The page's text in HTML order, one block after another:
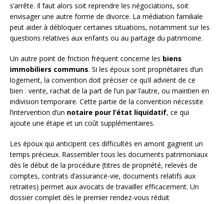
s’arrête. Il faut alors soit reprendre les négociations, soit
envisager une autre forme de divorce. La médiation familiale
peut aider à débloquer certaines situations, notamment sur les
questions relatives aux enfants ou au partage du patrimoine.
Un autre point de friction fréquent concerne les biens
immobiliers communs. Si les époux sont propriétaires d’un
logement, la convention doit préciser ce qu’il advient de ce
bien : vente, rachat de la part de l’un par l’autre, ou maintien en
indivision temporaire. Cette partie de la convention nécessite
l’intervention d’un notaire pour l’état liquidatif, ce qui
ajoute une étape et un coût supplémentaires.
Les époux qui anticipent ces difficultés en amont gagnent un
temps précieux. Rassembler tous les documents patrimoniaux
dès le début de la procédure (titres de propriété, relevés de
comptes, contrats d’assurance-vie, documents relatifs aux
retraites) permet aux avocats de travailler efficacement. Un
dossier complet dès le premier rendez-vous réduit